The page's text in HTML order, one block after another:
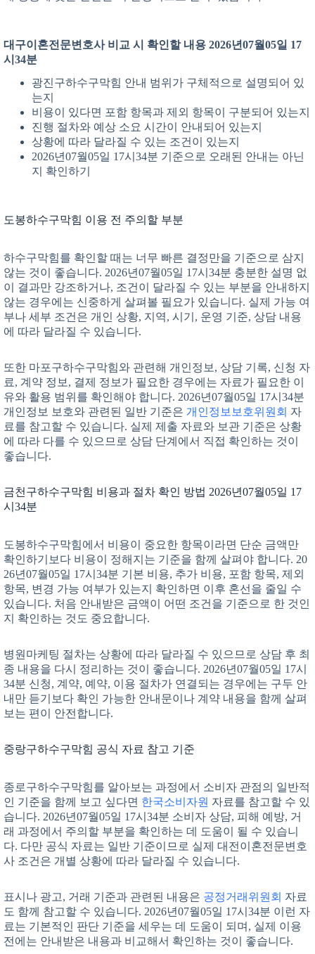
대구이혼전문변호사 비교 시 확인할 내용 2026년07월05일 17
시34분
광진구하수구막힘 안내 범위가 구체적으로 설명되어 있
는지
비용이 있다면 포함 항목과 제외 항목이 구분되어 있는지
진행 절차와 예상 소요 시간이 안내되어 있는지
상황에 따라 달라질 수 있는 조건이 있는지
2026년07월05일 17시34분 기준으로 오래된 안내는 아닌
지 확인하기
도봉하수구막힘 이용 전 주의할 부분
하수구막힘를 확인할 때는 너무 빠른 결정만을 기준으로 삼지
않는 것이 좋습니다. 2026년07월05일 17시34분 충분한 설명 없
이 결과만 강조하거나, 조건이 달라질 수 있는 부분을 안내하지
않는 경우에는 신중하게 살펴볼 필요가 있습니다. 실제 가능 여
부나 세부 조건은 개인 상황, 지역, 시기, 운영 기준, 상담 내용
에 따라 달라질 수 있습니다.
또한 마포구하수구막힘와 관련해 개인정보, 상담 기록, 신청 자
료, 계약 정보, 결제 정보가 필요한 경우에는 자료가 필요한 이
유와 활용 범위를 확인해야 합니다. 2026년07월05일 17시34분
개인정보 보호와 관련된 일반 기준은 개인정보보호위원회 자
료를 참고할 수 있습니다. 실제 제출 자료와 보관 기준은 상황
에 따라 다를 수 있으므로 상담 단계에서 직접 확인하는 것이
좋습니다.
금천구하수구막힘 비용과 절차 확인 방법 2026년07월05일 17
시34분
도봉하수구막힘에서 비용이 중요한 항목이라면 단순 금액만
확인하기보다 비용이 정해지는 기준을 함께 살펴야 합니다. 20
26년07월05일 17시34분 기본 비용, 추가 비용, 포함 항목, 제외
항목, 변경 가능 여부가 있는지 확인하면 이후 혼선을 줄일 수
있습니다. 처음 안내받은 금액이 어떤 조건을 기준으로 한 것인
지 확인하는 것도 중요합니다.
병원마케팅 절차는 상황에 따라 달라질 수 있으므로 상담 후 최
종 내용을 다시 정리하는 것이 좋습니다. 2026년07월05일 17시
34분 신청, 계약, 예약, 이용 절차가 연결되는 경우에는 구두 안
내만 듣기보다 확인 가능한 안내문이나 계약 내용을 함께 살펴
보는 편이 안전합니다.
중랑구하수구막힘 공식 자료 참고 기준
종로구하수구막힘를 알아보는 과정에서 소비자 관점의 일반적
인 기준을 함께 보고 싶다면 한국소비자원 자료를 참고할 수 있
습니다. 2026년07월05일 17시34분 소비자 상담, 피해 예방, 거
래 과정에서 주의할 부분을 확인하는 데 도움이 될 수 있습니
다. 다만 공식 자료는 일반 기준이므로 실제 대전이혼전문변호
사 조건은 개별 상황에 따라 달라질 수 있습니다.
표시나 광고, 거래 기준과 관련된 내용은 공정거래위원회 자료
도 함께 참고할 수 있습니다. 2026년07월05일 17시34분 이런 자
료는 기본적인 판단 기준을 세우는 데 도움이 되며, 실제 이용
전에는 안내받은 내용과 비교해서 확인하는 것이 좋습니다.